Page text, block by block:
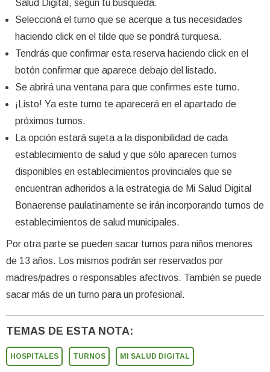
Salud Digital, según tu búsqueda.
Seleccioná el turno que se acerque a tus necesidades
haciendo click en el tilde que se pondrá turquesa.
Tendrás que confirmar esta reserva haciendo click en el
botón confirmar que aparece debajo del listado.
Se abrirá una ventana para que confirmes este turno.
¡Listo! Ya este turno te aparecerá en el apartado de
próximos turnos.
La opción estará sujeta a la disponibilidad de cada
establecimiento de salud y que sólo aparecen turnos
disponibles en establecimientos provinciales que se
encuentran adheridos a la estrategia de Mi Salud Digital
Bonaerense paulatinamente se irán incorporando turnos de
establecimientos de salud municipales.
Por otra parte se pueden sacar turnos para niños menores
de 13 años. Los mismos podrán ser reservados por
madres/padres o responsables afectivos. También se puede
sacar más de un turno para un profesional.
TEMAS DE ESTA NOTA:
HOSPITALES TURNOS MI SALUD DIGITAL